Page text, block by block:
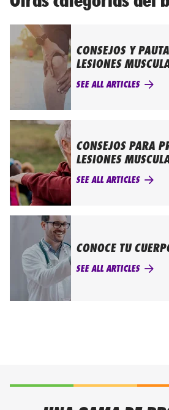
CONSEJOS Y
LESIONES
SEE ALL ARTICLES
CONSEJOS PARA
LESIONES
SEE ALL ARTICLES
CONOCE TU
SEE ALL ARTICLES